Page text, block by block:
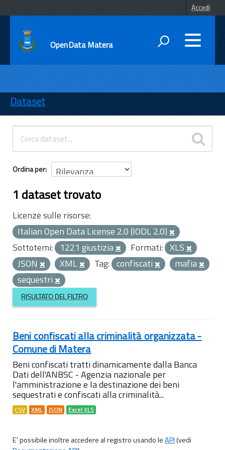
Accedi
OpenData Matera
ENTI
TEMI
INFORMAZIONI
Dataset
Ordina per
1 dataset trovato
Licenze sulle risorse:
Italian Open Data License 2.0 (IODL 2.0)
Sottotemi:
1221 giustizia Formati: XLS
JSON
XML Tag: confiscati
mafia
sequestri
RISULTATO DEL FILTRO
Beni confiscati alla criminalità organizzata -
Comune di Matera
Beni confiscati tratti dinamicamente dalla Banca
Dati dell'ANBSC - Agenzia nazionale per
l'amministrazione e la destinazione dei beni
sequestrati e confiscati alla criminalità...
CSV XML JSON Excel XLS
E' possibile inoltre accedere al registro usando leAPI(vedi